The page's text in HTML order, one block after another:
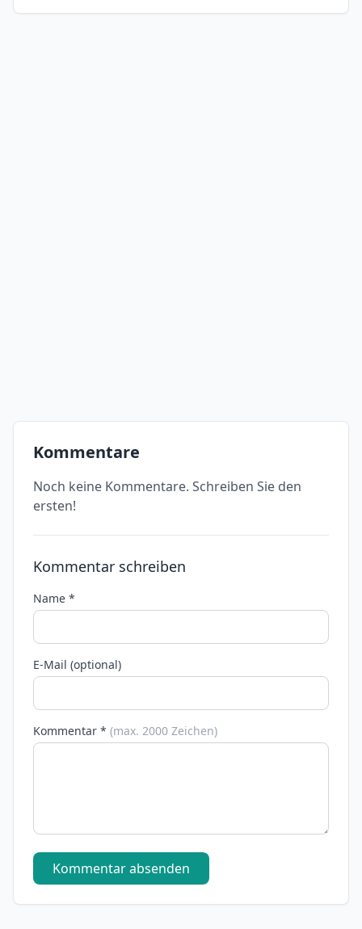
Kommentare
Noch keine Kommentare. Schreiben Sie den
ersten!
Kommentar schreiben
Name *
E-Mail (optional)
Kommentar * (max. 2000 Zeichen)
Kommentar absenden